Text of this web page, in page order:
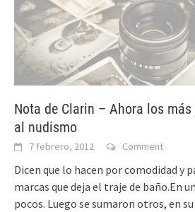
Nota de Clarin – Ahora los
al nudismo
7 febrero, 2012 Comment
Dicen que lo hacen por comodidad y
marcas que deja el traje de baño.En
pocos. Luego se sumaron otros, en